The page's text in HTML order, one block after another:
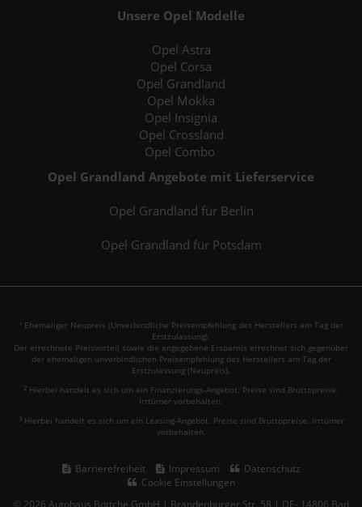
Unsere Opel Modelle
Opel Astra
Opel Corsa
Opel Grandland
Opel Mokka
Opel Insignia
Opel Crossland
Opel Combo
Opel Grandland Angebote mit Lieferservice
Opel Grandland für Berlin
Opel Grandland für Potsdam
1 Ehemaliger Neupreis (Unverbindliche Preisempfehlung des Herstellers am Tag der
Erstzulassung).
Der errechnete Preisvorteil sowie die angegebene Ersparnis errechnet sich gegenüber
der ehemaligen unverbindlichen Preisempfehlung des Herstellers am Tag der
Erstzulassung (Neupreis).
2 Hierbei handelt es sich um ein Finanzierungs-Angebot. Preise sind Bruttopreise.
Irrtümer vorbehalten.
3 Hierbei handelt es sich um ein Leasing-Angebot. Preise sind Bruttopreise. Irrtümer
vorbehalten.
Barrierefreiheit Impressum
Datenschutz
Cookie Einstellungen